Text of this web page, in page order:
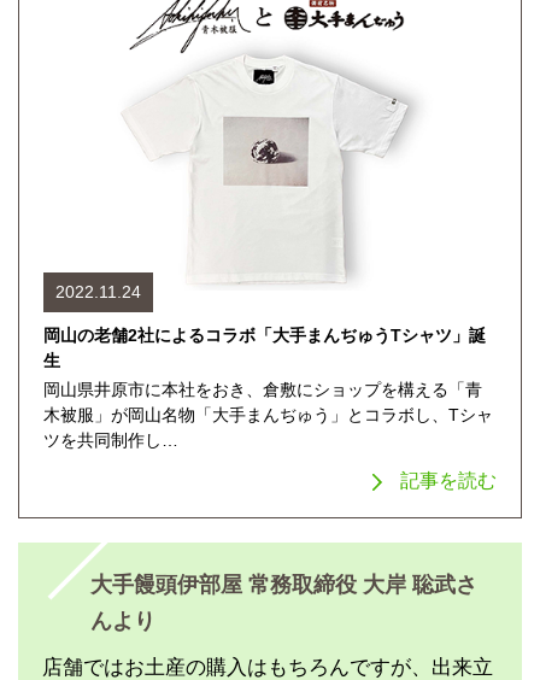
2022.11.24
岡山の老舗2社によるコラボ「大手まんぢゅうTシャツ」誕
生
岡山県井原市に本社をおき、倉敷にショップを構える「青
木被服」が岡山名物「大手まんぢゅう」とコラボし、Tシャ
ツを共同制作し…
記事を読む
大手饅頭伊部屋 常務取締役 大岸 聡武さ
んより
店舗ではお土産の購入はもちろんですが、出来立